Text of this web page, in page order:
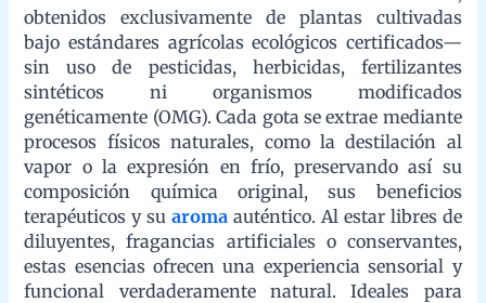
(OMG). Cada gota se extrae mediante procesos físicos
naturales, como la destilación al vapor o la expresión en frío,
preservando así su composición química original, sus beneficios
terapéuticos y su
aromaauténtico. Al estar libres de
diluyentes, fragancias artificiales o conservantes, estas esencias
ofrecen una experiencia sensorial y funcional verdaderamente
natural. Ideales para aromaterapia, cosmética artesanal,
perfumería natural y limpieza sostenible, son la elección
consciente de quienes valoran la salud, el bienestar y el respeto
por el planeta. Certificaciones como USDA Organic, Ecocert o
COSMOS garantizan transparencia, trazabilidad y compromiso
con la sostenibilidad en cada etapa del proceso.